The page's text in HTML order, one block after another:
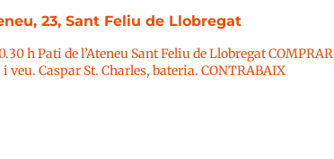
23, Sant Feliu de Llobregat
h Pati de l’Ateneu Sant Feliu de Llobregat COMPRAR
Caspar St. Charles, bateria. CONTRABAIX